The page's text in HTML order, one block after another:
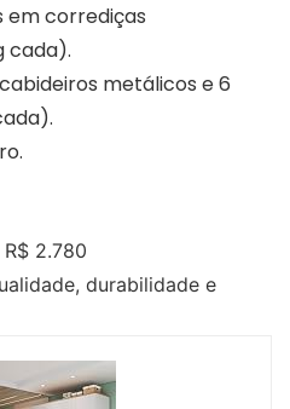
em corrediças
cada).
metálicos e 6
2.780
durabilidade e